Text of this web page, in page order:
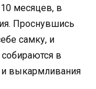
месяцев, в
Проснувшись
самку, и
в
и выкармливания